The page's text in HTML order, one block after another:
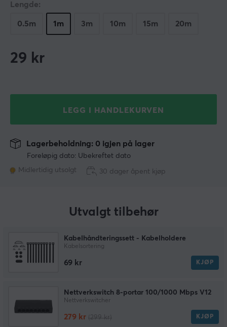
Lengde:
0.5m 1m 3m 10m 15m 20m
29 kr
LEGG I HANDLEKURVEN
Foreløpig dato: Ubekreftet dato
Midlertidig utsolgt
Lagerbeholdning: 0 igjen på lager
30 dager åpent kjøp
Utvalgt tilbehør
Kabelhåndteringssett - Kabelholdere
Kabelsortering
69 kr KJØP
Nettverkswitch 8-portar 100/1000 Mbps V12
Nettverkswitcher
279 kr KJØP